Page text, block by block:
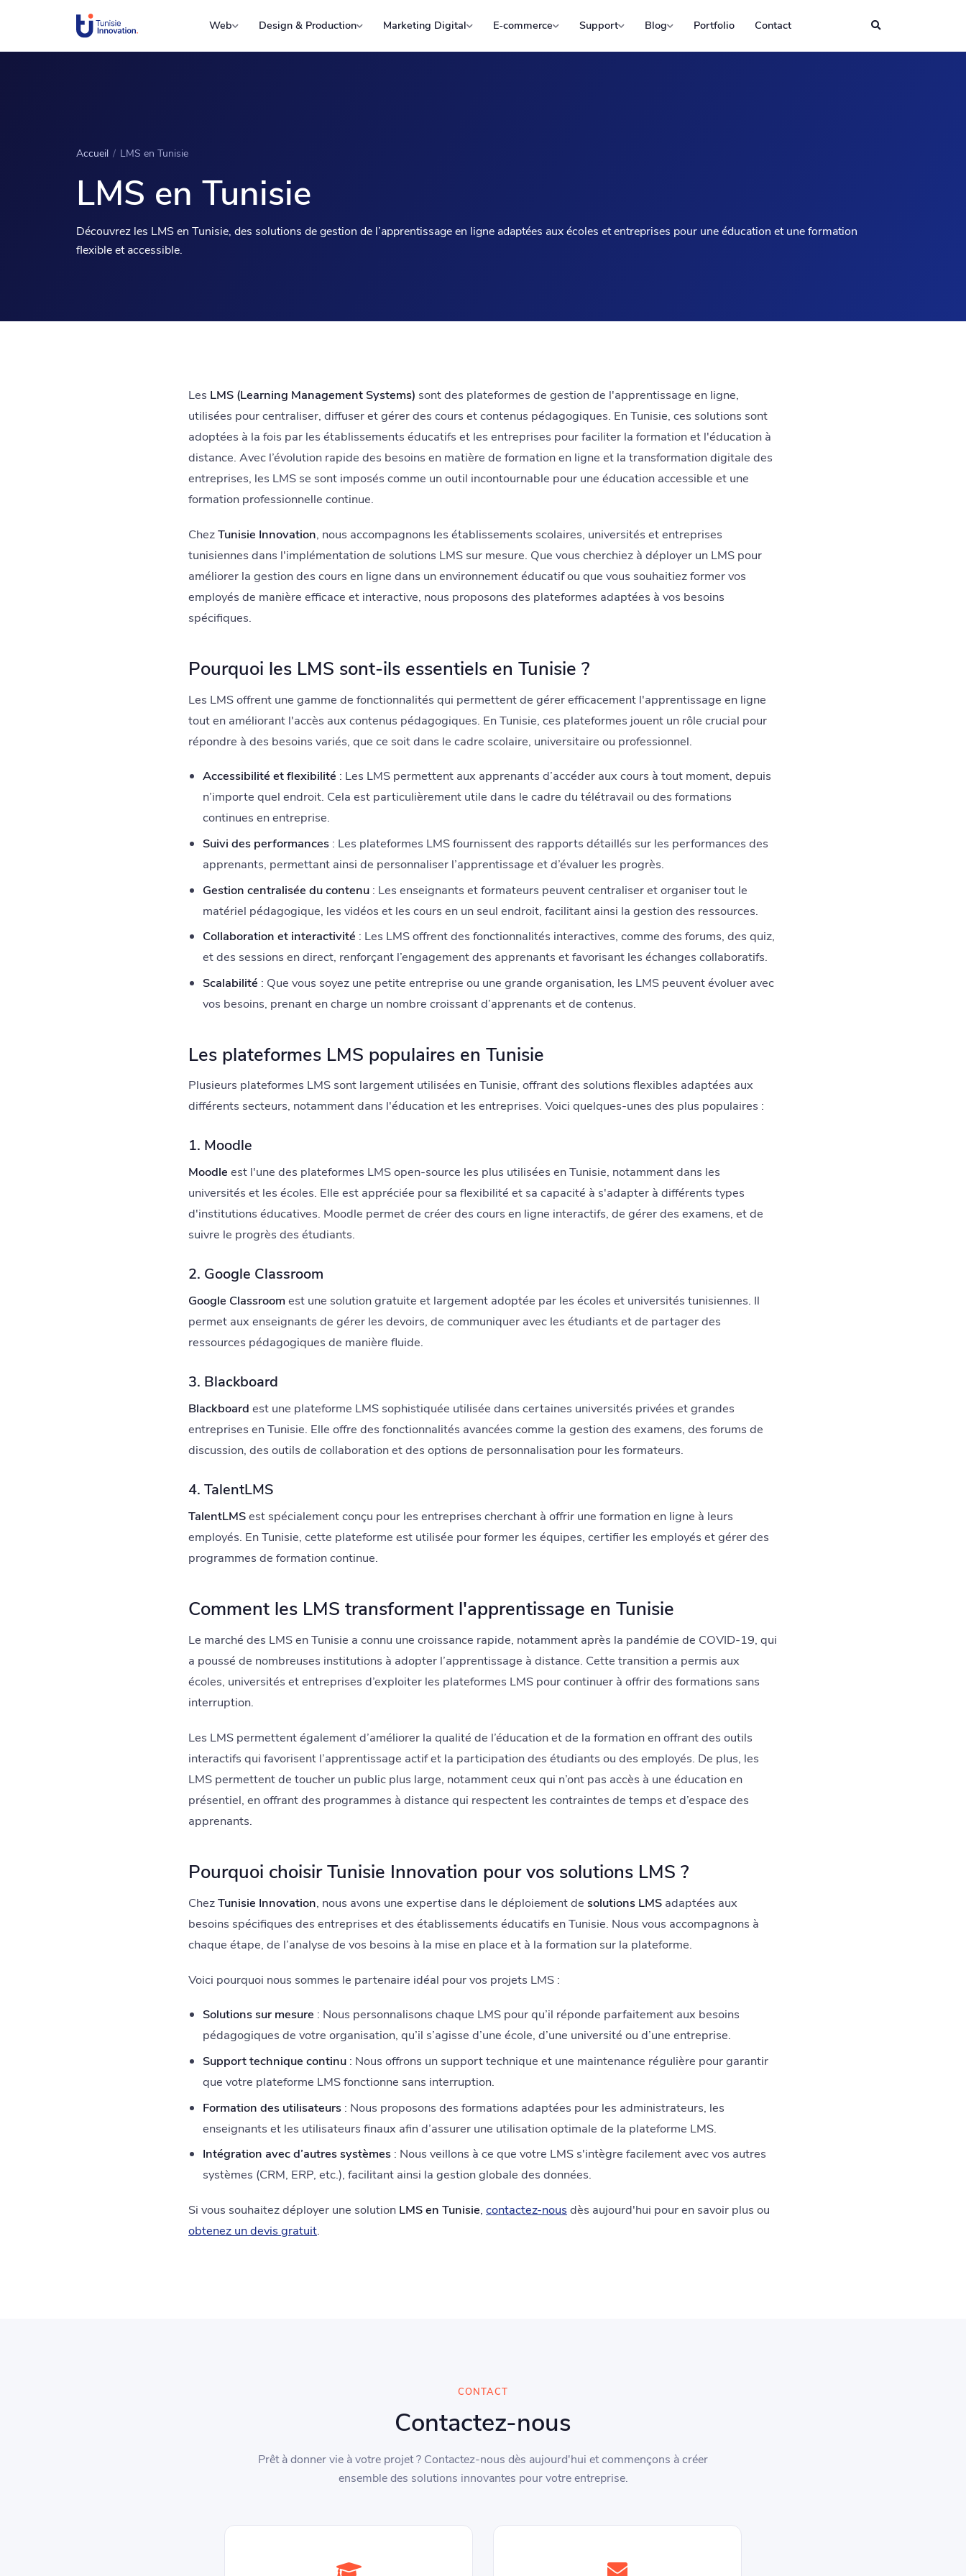
Web Design & Production Marketing Digital E-commerce Support Blog Portfolio Contact
Accueil / LMS en Tunisie
LMS en Tunisie
Découvrez les LMS en Tunisie, des solutions de gestion de l’apprentissage en ligne adaptées aux écoles et entreprises pour une éducation et une formation
flexible et accessible.
Les LMS (Learning Management Systems) sont des plateformes de gestion de l'apprentissage en ligne,
utilisées pour centraliser, diffuser et gérer des cours et contenus pédagogiques. En Tunisie, ces solutions sont
adoptées à la fois par les établissements éducatifs et les entreprises pour faciliter la formation et l'éducation à
distance. Avec l’évolution rapide des besoins en matière de formation en ligne et la transformation digitale des
entreprises, les LMS se sont imposés comme un outil incontournable pour une éducation accessible et une
formation professionnelle continue.
ChezTunisie Innovation, nous accompagnons les établissements scolaires, universités et entreprises
tunisiennes dans l'implémentation de solutions LMS sur mesure. Que vous cherchiez à déployer un LMS pour
améliorer la gestion des cours en ligne dans un environnement éducatif ou que vous souhaitiez former vos
employés de manière efficace et interactive, nous proposons des plateformes adaptées à vos besoins
spécifiques.
Pourquoi les LMS sont-ils essentiels en Tunisie ?
Les LMS offrent une gamme de fonctionnalités qui permettent de gérer efficacement l'apprentissage en ligne
tout en améliorant l'accès aux contenus pédagogiques. En Tunisie, ces plateformes jouent un rôle crucial pour
répondre à des besoins variés, que ce soit dans le cadre scolaire, universitaire ou professionnel.
Accessibilité et flexibilité : Les LMS permettent aux apprenants d’accéder aux cours à tout moment, depuis
n’importe quel endroit. Cela est particulièrement utile dans le cadre du télétravail ou des formations
continues en entreprise.
Suivi des performances: Les plateformes LMS fournissent des rapports détaillés sur les performances des
apprenants, permettant ainsi de personnaliser l’apprentissage et d’évaluer les progrès.
Gestion centralisée du contenu: Les enseignants et formateurs peuvent centraliser et organiser tout le
matériel pédagogique, les vidéos et les cours en un seul endroit, facilitant ainsi la gestion des ressources.
Collaboration et interactivité : Les LMS offrent des fonctionnalités interactives, comme des forums, des quiz,
et des sessions en direct, renforçant l’engagement des apprenants et favorisant les échanges collaboratifs.
Scalabilité : Que vous soyez une petite entreprise ou une grande organisation, les LMS peuvent évoluer avec
vos besoins, prenant en charge un nombre croissant d’apprenants et de contenus.
Les plateformes LMS populaires en Tunisie
Plusieurs plateformes LMS sont largement utilisées en Tunisie, offrant des solutions flexibles adaptées aux
différents secteurs, notamment dans l'éducation et les entreprises. Voici quelques-unes des plus populaires :
1. Moodle
Moodle est l'une des plateformes LMS open-source les plus utilisées en Tunisie, notamment dans les
universités et les écoles. Elle est appréciée pour sa flexibilité et sa capacité à s'adapter à différents types
d'institutions éducatives. Moodle permet de créer des cours en ligne interactifs, de gérer des examens, et de
suivre le progrès des étudiants.
2. Google Classroom
Google Classroom est une solution gratuite et largement adoptée par les écoles et universités tunisiennes. Il
permet aux enseignants de gérer les devoirs, de communiquer avec les étudiants et de partager des
ressources pédagogiques de manière fluide.
3. Blackboard
Blackboard est une plateforme LMS sophistiquée utilisée dans certaines universités privées et grandes
entreprises en Tunisie. Elle offre des fonctionnalités avancées comme la gestion des examens, des forums de
discussion, des outils de collaboration et des options de personnalisation pour les formateurs.
4. TalentLMS
TalentLMSest spécialement conçu pour les entreprises cherchant à offrir une formation en ligne à leurs
employés. En Tunisie, cette plateforme est utilisée pour former les équipes, certifier les employés et gérer des
programmes de formation continue.
Comment les LMS transforment l'apprentissage en Tunisie
Le marché des LMS en Tunisie a connu une croissance rapide, notamment après la pandémie de COVID-19, qui
a poussé de nombreuses institutions à adopter l’apprentissage à distance. Cette transition a permis aux
écoles, universités et entreprises d’exploiter les plateformes LMS pour continuer à offrir des formations sans
interruption.
Les LMS permettent également d’améliorer la qualité de l’éducation et de la formation en offrant des outils
interactifs qui favorisent l’apprentissage actif et la participation des étudiants ou des employés. De plus, les
LMS permettent de toucher un public plus large, notamment ceux qui n’ont pas accès à une éducation en
présentiel, en offrant des programmes à distance qui respectent les contraintes de temps et d’espace des
apprenants.
Pourquoi choisir Tunisie Innovation pour vos solutions LMS ?
ChezTunisie Innovation, nous avons une expertise dans le déploiement de solutions LMS adaptées aux
besoins spécifiques des entreprises et des établissements éducatifs en Tunisie. Nous vous accompagnons à
chaque étape, de l’analyse de vos besoins à la mise en place et à la formation sur la plateforme.
Voici pourquoi nous sommes le partenaire idéal pour vos projets LMS :
Solutions sur mesure : Nous personnalisons chaque LMS pour qu’il réponde parfaitement aux besoins
pédagogiques de votre organisation, qu’il s’agisse d’une école, d’une université ou d’une entreprise.
Support technique continu: Nous offrons un support technique et une maintenance régulière pour garantir
que votre plateforme LMS fonctionne sans interruption.
Formation des utilisateurs: Nous proposons des formations adaptées pour les administrateurs, les
enseignants et les utilisateurs finaux afin d’assurer une utilisation optimale de la plateforme LMS.
Intégration avec d’autres systèmes: Nous veillons à ce que votre LMS s'intègre facilement avec vos autres
systèmes (CRM, ERP, etc.), facilitant ainsi la gestion globale des données.
Si vous souhaitez déployer une solution LMS en Tunisie, contactez-nous dès aujourd'hui pour en savoir plus ou
obtenez un devis gratuit.
CONTACT
Contactez-nous
Prêt à donner vie à votre projet ? Contactez-nous dès aujourd'hui et commençons à créer
ensemble des solutions innovantes pour votre entreprise.